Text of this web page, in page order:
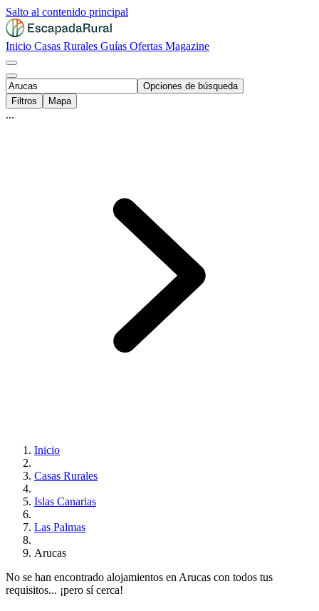
Salto al contenido principal
Inicio Casas Rurales Guías Ofertas Magazine
Opciones de búsqueda
Filtros
Mapa
...
Inicio
Casas Rurales
Islas Canarias
Las Palmas
Arucas
No se han encontrado alojamientos en Arucas con todos tus
requisitos... ¡pero sí cerca!